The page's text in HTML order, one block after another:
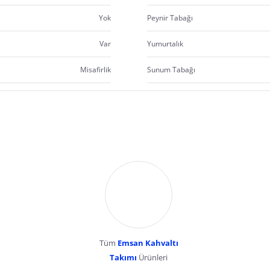
Yok Peynir Tabağı
Var Yumurtalık
Misafirlik Sunum Tabağı
Tüm Emsan Kahvaltı
Takımı Ürünleri